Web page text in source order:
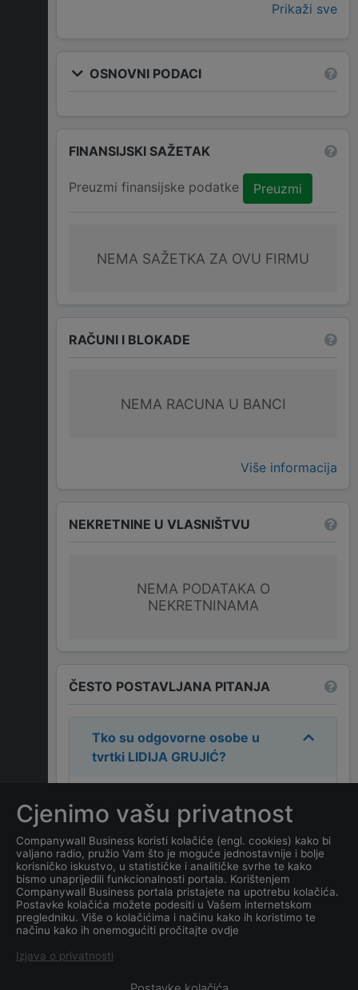
Prikaži sve
OSNOVNI PODACI
FINANSIJSKI SAŽETAK
Preuzmi finansijske podatke Preuzmi
NEMA SAŽETKA ZA OVU FIRMU
RAČUNI I BLOKADE
NEMA RACUNA U BANCI
Više informacija
NEKRETNINE U VLASNIŠTVU
NEMA PODATAKA O
NEKRETNINAMA
ČESTO POSTAVLJANA PITANJA
Tko su odgovorne osobe u
tvrtki LIDIJA GRUJIĆ?
GRUJIĆ.
Koja je adresa tvrtke LIDIJA
GRUJIĆ?
Koji je datum osnivanja
tvrtkeLIDIJA GRUJIĆ?
Cjenimo vašu privatnost
Companywall Business koristi kolačiće (engl. cookies) kako bi
valjano radio, pružio Vam što je moguće jednostavnije i bolje
korisničko iskustvo, u statističke i analitičke svrhe te kako
bismo unaprijedili funkcionalnosti portala. Korištenjem
Companywall Business portala pristajete na upotrebu kolačića.
Postavke kolačića možete podesiti u Vašem internetskom
pregledniku. Više o kolačićima i načinu kako ih koristimo te
načinu kako ih onemogućiti pročitajte ovdje
Izjava o privatnosti